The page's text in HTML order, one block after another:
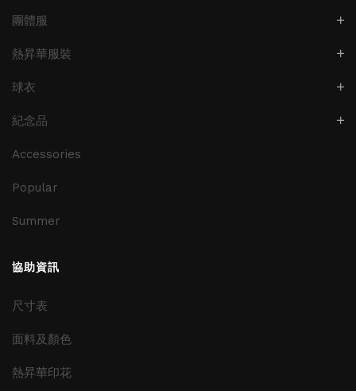
團體服
熱昇華服裝
球衣
紀念品
Accessories
Popular
Summer
協助資訊
尺寸表
面料及顏色
熱昇華印花